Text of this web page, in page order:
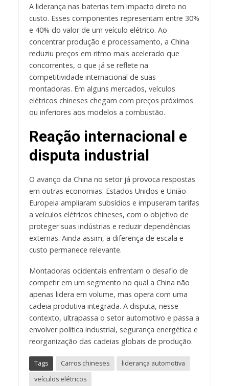
A liderança nas baterias tem impacto direto no
custo. Esses componentes representam entre 30%
e 40% do valor de um veículo elétrico. Ao
concentrar produção e processamento, a China
reduziu preços em ritmo mais acelerado que
concorrentes, o que já se reflete na
competitividade internacional de suas
montadoras. Em alguns mercados, veículos
elétricos chineses chegam com preços próximos
ou inferiores aos modelos a combustão.
Reação internacional e
disputa industrial
O avanço da China no setor já provoca respostas
em outras economias. Estados Unidos e União
Europeia ampliaram subsídios e impuseram tarifas
a veículos elétricos chineses, com o objetivo de
proteger suas indústrias e reduzir dependências
externas. Ainda assim, a diferença de escala e
custo permanece relevante.
Montadoras ocidentais enfrentam o desafio de
competir em um segmento no qual a China não
apenas lidera em volume, mas opera com uma
cadeia produtiva integrada. A disputa, nesse
contexto, ultrapassa o setor automotivo e passa a
envolver política industrial, segurança energética e
reorganização das cadeias globais de produção.
Tags Carros chineses
liderança automotiva
veículos elétricos